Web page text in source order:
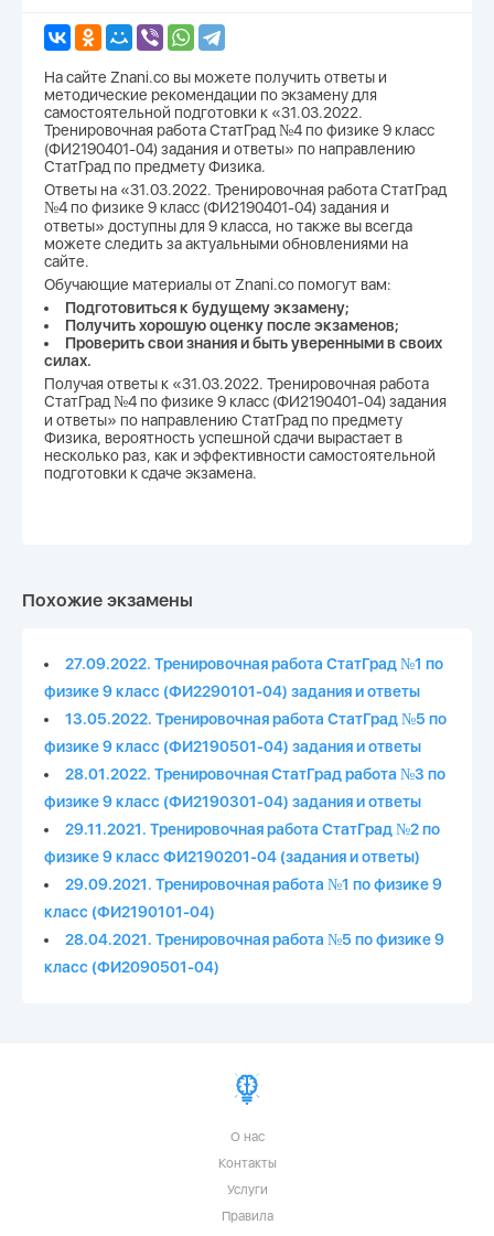
На сайте Znani.co вы можете получить ответы и
методические рекомендации по экзамену для
самостоятельной подготовки к «31.03.2022.
Тренировочная работа СтатГрад №4 по физике 9 класс
(ФИ2190401-04) задания и ответы» по направлению
СтатГрад по предмету Физика.
Ответы на «31.03.2022. Тренировочная работа СтатГрад
№4 по физике 9 класс (ФИ2190401-04) задания и
ответы» доступны для 9 класса, но также вы всегда
можете следить за актуальными обновлениями на
сайте.
Обучающие материалы от Znani.co помогут вам:
Подготовиться к будущему экзамену;
Получить хорошую оценку после экзаменов;
Проверить свои знания и быть уверенными в своих
силах.
Получая ответы к «31.03.2022. Тренировочная работа
СтатГрад №4 по физике 9 класс (ФИ2190401-04) задания
и ответы» по направлению СтатГрад по предмету
Физика, вероятность успешной сдачи вырастает в
несколько раз, как и эффективности самостоятельной
подготовки к сдаче экзамена.
Похожие экзамены
27.09.2022. Тренировочная работа СтатГрад №1 по
физике 9 класс (ФИ2290101-04) задания и ответы
13.05.2022. Тренировочная работа СтатГрад №5 по
физике 9 класс (ФИ2190501-04) задания и ответы
28.01.2022. Тренировочная СтатГрад работа №3 по
физике 9 класс (ФИ2190301-04) задания и ответы
29.11.2021. Тренировочная работа СтатГрад №2 по
физике 9 класс ФИ2190201-04 (задания и ответы)
29.09.2021. Тренировочная работа №1 по физике 9
класс (ФИ2190101-04)
28.04.2021. Тренировочная работа №5 по физике 9
класс (ФИ2090501-04)
О нас
Контакты
Услуги
Правила